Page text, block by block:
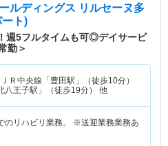
ルディングス リルセーヌ多
ト)
週5フルタイムも可◎デイサービ
勤＞
ＪＲ中央線「豊田駅」（徒歩10分）
八王子駅」（徒歩19分） 他
リ業務。 ※送迎業務業務あ